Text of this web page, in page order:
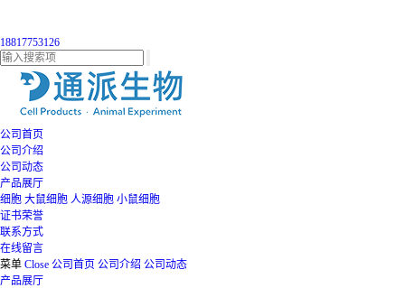
18817753126
公司首页
公司介绍
公司动态
产品展厅
细胞 大鼠细胞 人源细胞 小鼠细胞
证书荣誉
联系方式
在线留言
菜单 Close 公司首页 公司介绍 公司动态
产品展厅